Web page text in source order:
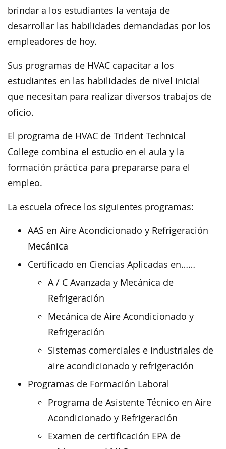
brindar a los estudiantes la ventaja de
desarrollar las habilidades demandadas por los
empleadores de hoy.
Sus programas de HVAC capacitar a los
estudiantes en las habilidades de nivel inicial
que necesitan para realizar diversos trabajos de
oficio.
El programa de HVAC de Trident Technical
College combina el estudio en el aula y la
formación práctica para prepararse para el
empleo.
La escuela ofrece los siguientes programas:
AAS en Aire Acondicionado y Refrigeración
Mecánica
Certificado en Ciencias Aplicadas en……
A / C Avanzada y Mecánica de
Refrigeración
Mecánica de Aire Acondicionado y
Refrigeración
Sistemas comerciales e industriales de
aire acondicionado y refrigeración
Programas de Formación Laboral
Programa de Asistente Técnico en Aire
Acondicionado y Refrigeración
Examen de certificación EPA de